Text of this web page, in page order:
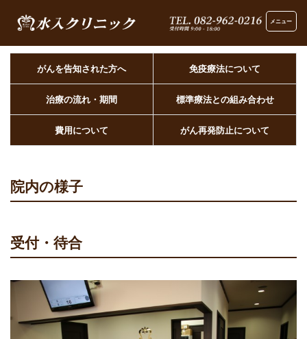
メニュー
がんを告知された方へ 免疫療法について
治療の流れ・期間 標準療法との組み合わせ
費用について がん再発防止について
院内の様子
受付・待合